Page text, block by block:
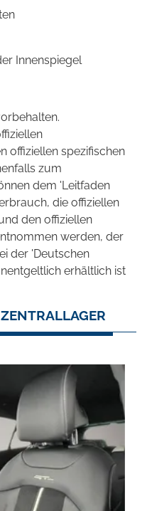
Innenspiegel
offiziellen spezifischen
zum
dem 'Leitfaden
die offiziellen
den offiziellen
werden, der
der 'Deutschen
erhältlich ist